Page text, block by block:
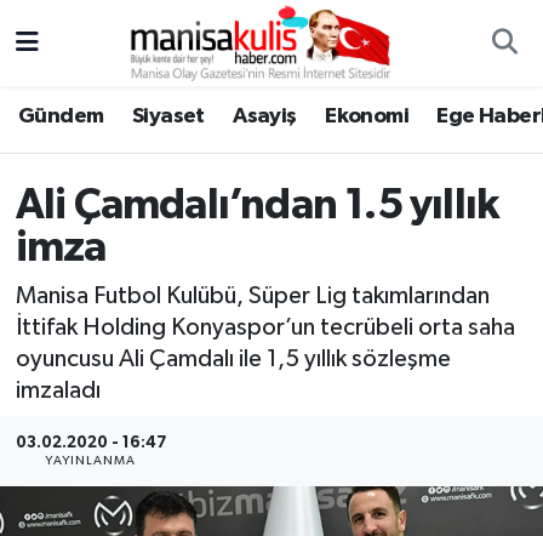
Gündem Siyaset Asayiş Ekonomi Ege
Ali Çamdalı’ndan 1.5 yıllık
imza
Manisa Futbol Kulübü, Süper Lig takımlarından
İttifak Holding Konyaspor’un tecrübeli orta saha
oyuncusu Ali Çamdalı ile 1,5 yıllık sözleşme
imzaladı
03.02.2020 - 16:47
YAYINLANMA
Ege Haberleri
Ekonomi
Gündem
Resmi İlan
Siyaset
Spor
Yunusemre Hava Durumu
Yunusemre Trafik Yoğunluk Haritası
Tüm Manşetler
Son Dakika Haberleri
Haber Arşivi